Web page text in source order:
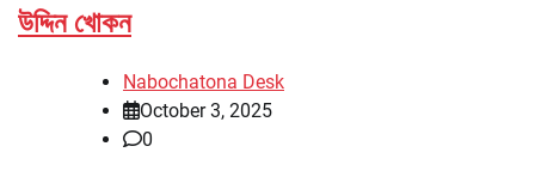
উদ্দিন খোকন
Nabochatona Desk
October 3, 2025
0